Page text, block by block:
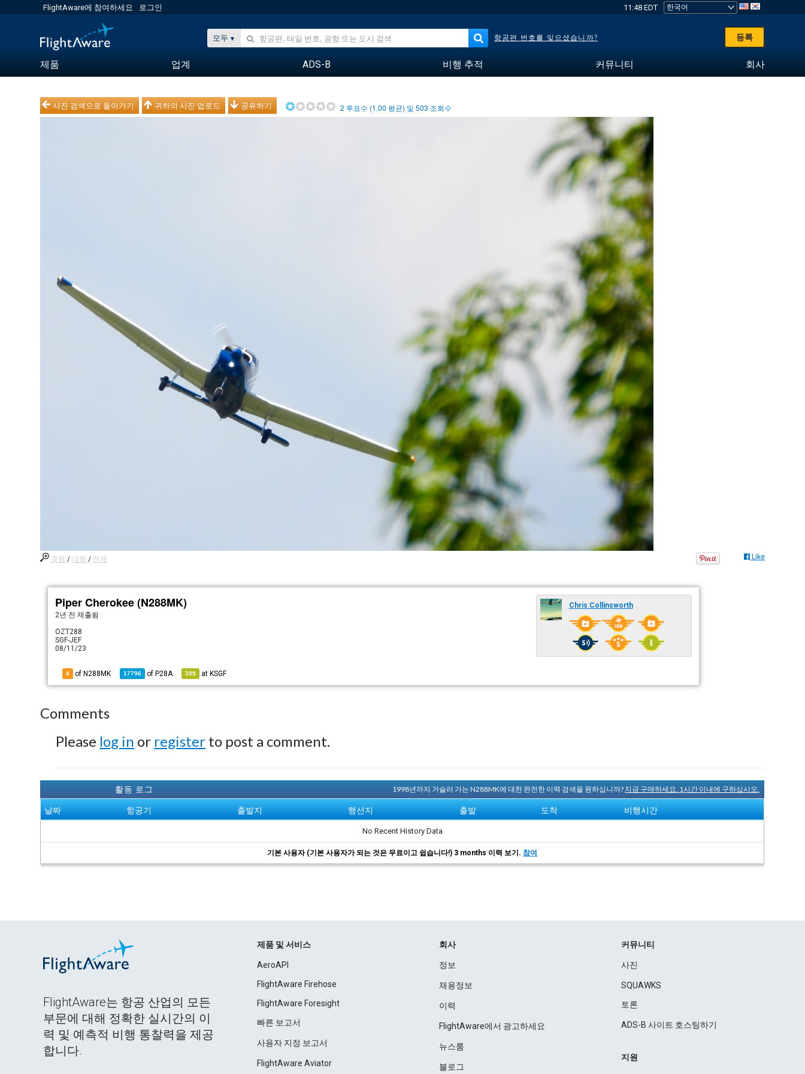
FlightAware에 참여하세요 로그인 11:48 EDT
모두 항공편 번호를 잊으셨습니까? 등록
제품 업계 ADS-B 비행 추적 커뮤니티 회사
사진 검색으로 돌아가기 귀하의 사진 업로드 공유하기 2 투표수 (1.00 평균) 및503 조회수
중형 / 대형 / 전체 Like
Piper Cherokee (N288MK)
2년 전 제출됨
OZT288
SGF-JEF
08/11/23
4 of N288MK 17796 of P28A 399 at KSGF
Chris Collinsworth
Comments
Please log in or register to post a comment.
활동 로그 1998년까지 거슬러 가는 N288MK에 대한 완전한 이력 검색을 원하십니까? 지금 구매하세요. 1시간 이내에 구하십시오.
날짜 항공기 출발지 행선지 출발 도착 비행시간
No Recent History Data
기본 사용자 (기본 사용자가 되는 것은 무료이고 쉽습니다!) 3 months 이력 보기.참여
FlightAware는 항공 산업의 모든
부문에 대해 정확한 실시간의 이
력 및 예측적 비행 통찰력을 제공
합니다.
제품 및 서비스
AeroAPI
FlightAware Firehose
FlightAware Foresight
빠른 보고서
사용자 지정 보고서
FlightAware Aviator
회사
정보
채용정보
이력
FlightAware에서 광고하세요
뉴스룸
블로그
커뮤니티
사진
SQUAWKS
토론
ADS-B 사이트 호스팅하기
지원